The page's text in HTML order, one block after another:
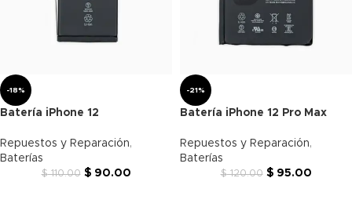
-18%
Batería iPhone 12
Repuestos y Reparación,
Baterías
$110.00 $90.00
-21%
Batería iPhone 12 Pro Max
Repuestos y Reparación,
Baterías
$120.00 $95.00